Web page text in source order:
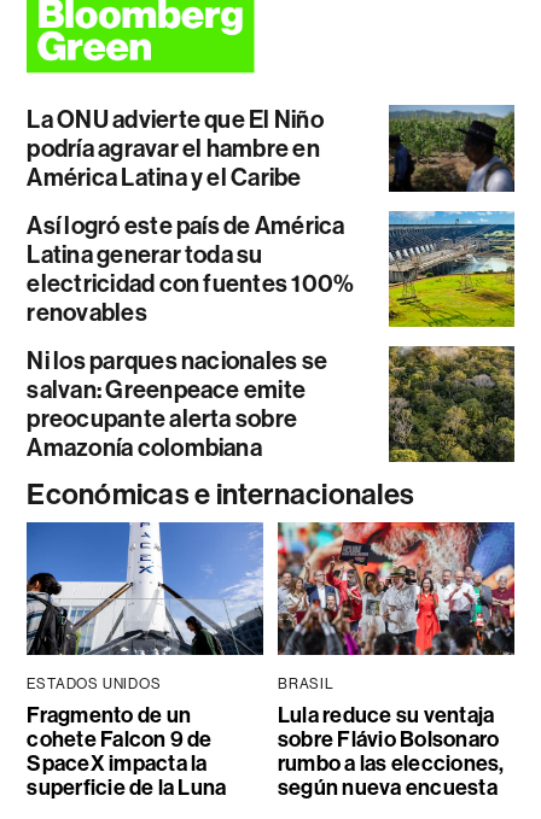
La ONU advierte que El Niño
podría agravar el hambre en
América Latina y el Caribe
Así logró este país de América
Latina generar toda su
electricidad con fuentes 100%
renovables
Ni los parques nacionales se
salvan: Greenpeace emite
preocupante alerta sobre
Amazonía colombiana
Económicas e internacionales
ESTADOS UNIDOS
Fragmento de un
cohete Falcon 9 de
SpaceX impacta la
superficie de la Luna
BRASIL
Lula reduce su ventaja
sobre Flávio Bolsonaro
rumbo a las elecciones,
según nueva encuesta